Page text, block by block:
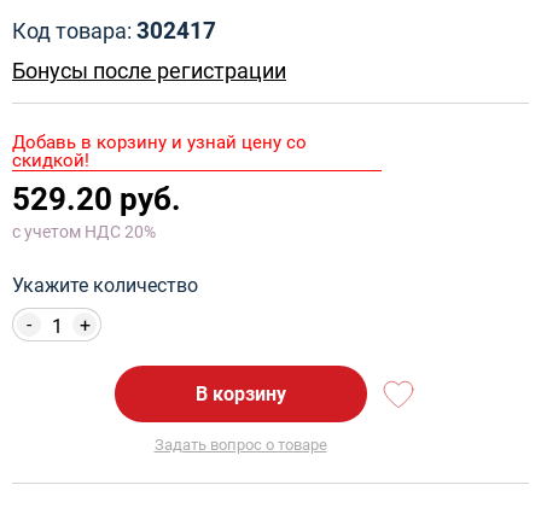
Код товара: 302417
Бонусы после регистрации
Добавь в корзину и узнай цену со
скидкой!
529.20 руб.
с учетом НДС 20%
Укажите количество
+
-
В корзину
Задать вопрос о товаре